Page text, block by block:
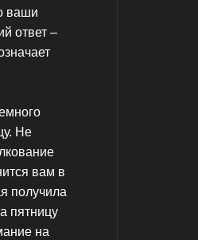
ваши
ответ –
Не
вам в
получила
пятницу
на